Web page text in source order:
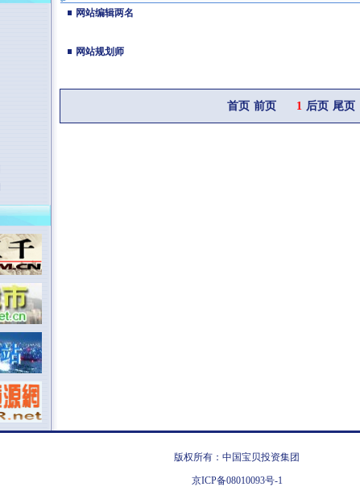
网站编辑两名
网站规划师
首页 前页 1 后页 尾页
版权所有：中国宝贝投资集团
京ICP备08010093号-1